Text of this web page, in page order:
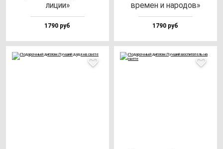
ли­ции»
1790 руб
вре­мен и на­ро­дов»
1790 руб